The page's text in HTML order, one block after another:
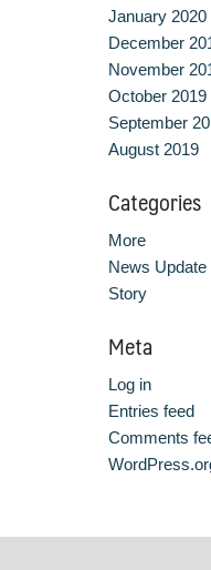
January 2020
December
November
October 2019
September
August 2019
Categories
More
News Update
Story
Meta
Log in
Entries feed
Comments